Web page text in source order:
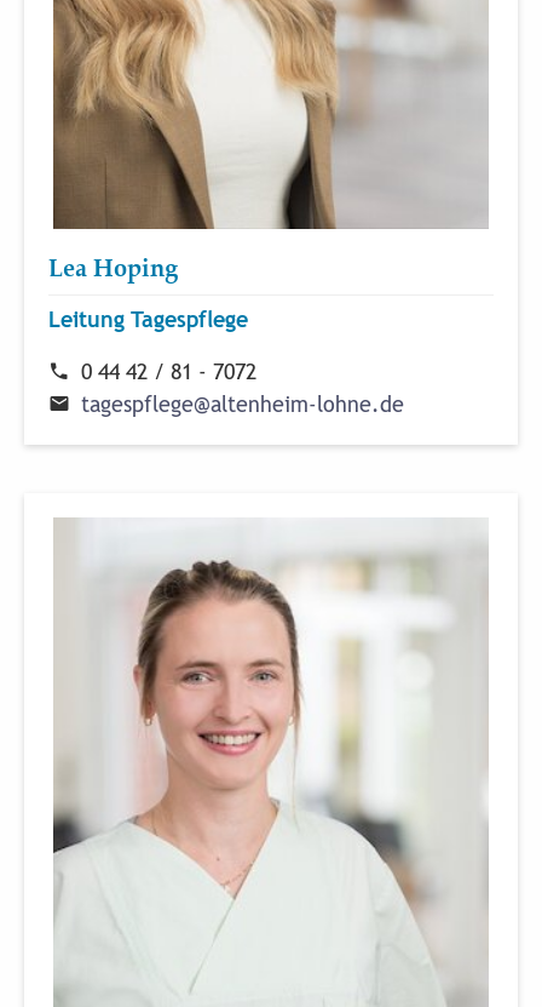
Lea Hoping
Leitung Tagespflege
0 44 42 / 81 - 7072
tagespflege@altenheim-lohne.de